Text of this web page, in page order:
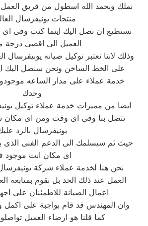
نملك وبحمد الله اسطول من فريق
منتجات يونيفرسال
نستطيع ان نصل اليك اينما كنت وفى
العميل الى اقصى درجة
وذلك لاننا نعتبر توكيل صيانة يونيفرسال
على الخط الساخن ونحن سنصل اليك
خدمة عملاء على مدار الساعه
وحدك
ايضا من مميزات خدمة عملاء توكيل
تتصل بنا وفى اى وقت ومن اى مكان
يونيفرسال بالرد
حيث ثم سيسلمك الى الدعم الفنى
اى مكان انت موجود
نحن هنا لخدمة عملاء شركة يونيفرسال
العمل عند ذلك الحد بل نقوم بمتابعه
اعمال الصيانة للاطمئنان على
وان المهندس قد قام بواجبة على اكمل
كما قلنا هو ارضاء العميل